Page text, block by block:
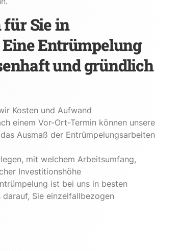
Sie in
Entrümpelung
und gründlich
Kosten und Aufwand
einem Vor-Ort-Termin können unsere
Ausmaß der Entrümpelungsarbeiten
mit welchem Arbeitsumfang,
Investitionshöhe
ist bei uns in besten
darauf, Sie einzelfallbezogen